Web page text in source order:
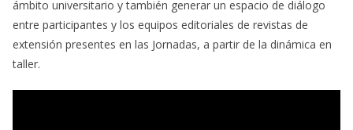
ámbito universitario y también generar un espacio de diálogo
entre participantes y los equipos editoriales de revistas de
extensión presentes en las Jornadas, a partir de la dinámica en
taller.